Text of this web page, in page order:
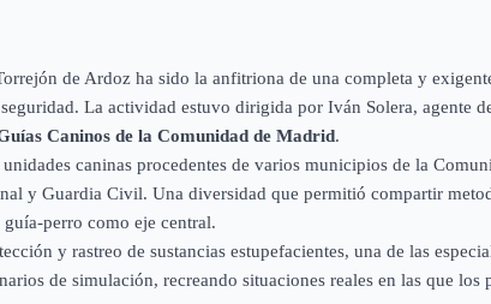
de Ardoz ha sido la anfitriona de una completa y
La actividad estuvo dirigida por Iván Solera, agente
Caninos de la Comunidad de Madrid.
caninas procedentes de varios municipios de la
y Guardia Civil. Una diversidad que permitió compartir
perro como eje central.
y rastreo de sustancias estupefacientes, una de las
de simulación, recreando situaciones reales en las que